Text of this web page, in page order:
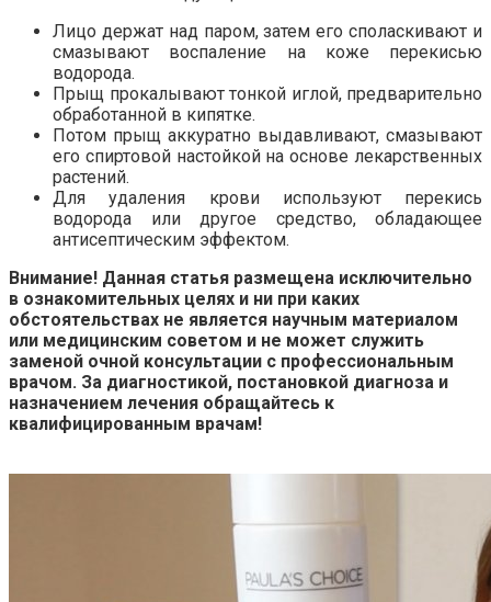
Лицо держат над паром, затем его споласкивают и
смазывают воспаление на коже перекисью
водорода.
Прыщ прокалывают тонкой иглой, предварительно
обработанной в кипятке.
Потом прыщ аккуратно выдавливают, смазывают
его спиртовой настойкой на основе лекарственных
растений.
Для удаления крови используют перекись
водорода или другое средство, обладающее
антисептическим эффектом.
Внимание! Данная статья размещена исключительно
в ознакомительных целях и ни при каких
обстоятельствах не является научным материалом
или медицинским советом и не может служить
заменой очной консультации с профессиональным
врачом. За диагностикой, постановкой диагноза и
назначением лечения обращайтесь к
квалифицированным врачам!